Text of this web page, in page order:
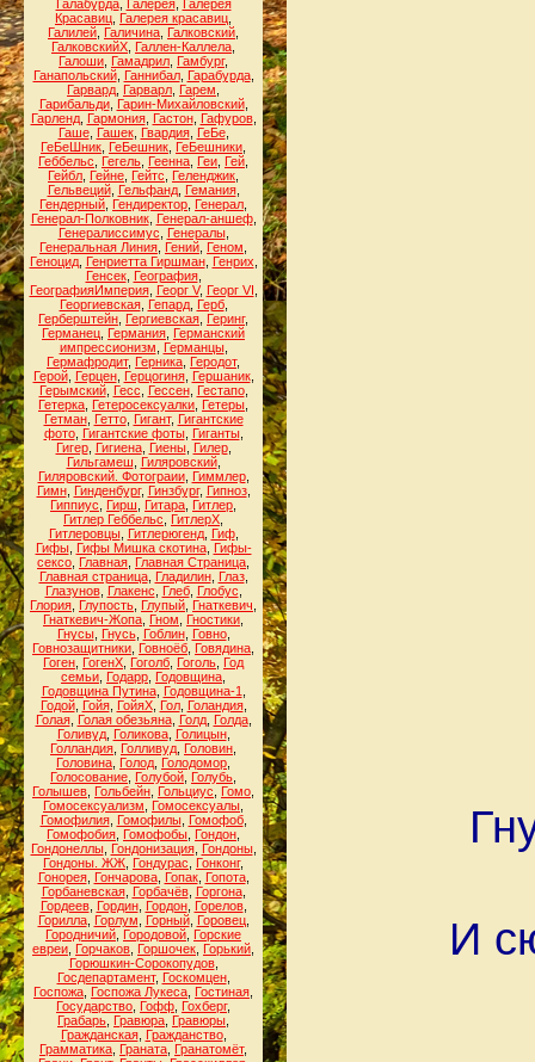
Галабурда, Галерея, Галерея
Красавиц Галерея красавиц
Галилей Галичина Галковский
ГалковскийХ Галлен-Каллела
Галоши Гамадрил Гамбург,
Ганапольский, Ганнибал, Гарабурда,
Гарвард Гарварл Гарем
Гарибальди, Гарин-Михайловский,
Гарленд, Гармония, Гастон, Гафуров,
Гаше, Гашек, Гвардия, ГеБе,
ГеБеШник ГеБешник ГеБешники
Геббельс
Гегель Геенна Геи Гей
Гейбл Гейне Гейтс Геленджик
Гельвеций, Гельфанд, Гемания,
Гендерный Гендиректор Генерал
Генерал-Полковник, Генерал-аншеф,
Генералиссимус
Генералы,
Генеральная Линия Гений Геном
Геноцид, Генриетта Гиршман, Генрих
Генсек, География,
ГеографияИмперия, Георг V, Георг VI
Георгиевская, Гепард, Герб,
Герберштейн Гергиевская Геринг,
Германец Германия Германский
импрессионизм
Германцы,
Гермафродит, Герника Геродот,
Герой, Герцен, Герцогиня, Гершаник,
Герымский, Гесс Гессен, Гестапо,
Гетерка Гетеросексуалки Гетеры
Гетман, Гетто, Гигант, Гигантские
фото, Гигантские фоты, Гиганты,
Гигер, Гигиена, Гиены, Гилер,
Гильгамеш
Гиляровский,
Гиляровский. Фотограии, Гиммлер,
Гимн, Гинденбург, Гинзбург, Гипноз,
Гиппиус
Гирш Гитара Гитлер
Гитлер Геббельс
ГитлерХ
Гитлеровцы, Гитлерюгенд, Гиф,
Гифы, Гифы Мишка скотина, Гифы-
сексо Главная Главная Страница
Главная страница, Гладилин, Глаз,
Глазунов, Глакенс Глеб, Глобус
Глория Глупость Глупый Гнаткевич
Гнаткевич-Жопа Гном Гностики
Гнусы, Гнусь, Гоблин, Говно,
Говнозащитники Говноёб Говядина
Гоген ГогенХ Гоголб Гоголь Год
семьи Годарр Годовщина
Годовщина Путина, Годовщина-1
Годой, Гойя, ГойяХ, Гол, Голандия,
Голая, Голая обезьяна, Голд, Голда,
Голивуд, Голикова, Голицын,
Голландия Голливуд Головин
Головина Голод Голодомор
Голосование Голубой Голубь
Голышев Гольбейн Гольциус Гомо
Гомосексуализм
Гомосексуалы
Гомофилия, Гомофилы, Гомофоб,
Гомофобия Гомофобы Гондон
Гондонеллы, Гондонизация, Гондоны,
Гондоны. ЖЖ Гондурас Гонконг,
Гонорея, Гончарова, Гопак, Гопота,
Горбаневская, Горбачёв, Горгона,
Гордеев, Гордин, Гордон, Горелов,
Горилла, Горлум Горный, Горовец,
Городничий Городовой Горские
евреи Горчаков Горшочек Горький
Горюшкин-Сорокопудов,
Госдепартамент, Госкомцен,
Госпожа Госпожа Лукеса Гостиная
Государство Гофф Гохберг,
Грабарь Гравюра Гравюры
Гражданская, Гражданство,
Грамматика Граната Гранатомёт,
И